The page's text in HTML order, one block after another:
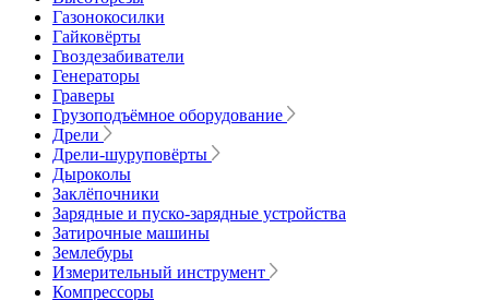
Газонокосилки
Гайковёрты
Гвоздезабиватели
Генераторы
Граверы
Грузоподъёмное оборудование
Дрели
Дрели-шуруповёрты
Дыроколы
Заклёпочники
Зарядные и пуско-зарядные устройства
Затирочные машины
Землебуры
Измерительный инструмент
Компрессоры